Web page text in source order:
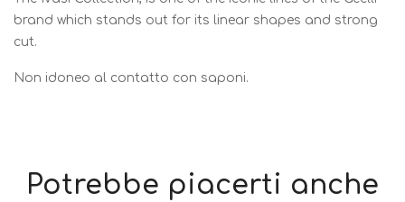
brand which stands out for its linear shapes and strong
cut.
Non idoneo al contatto con saponi.
Potrebbe piacerti anche